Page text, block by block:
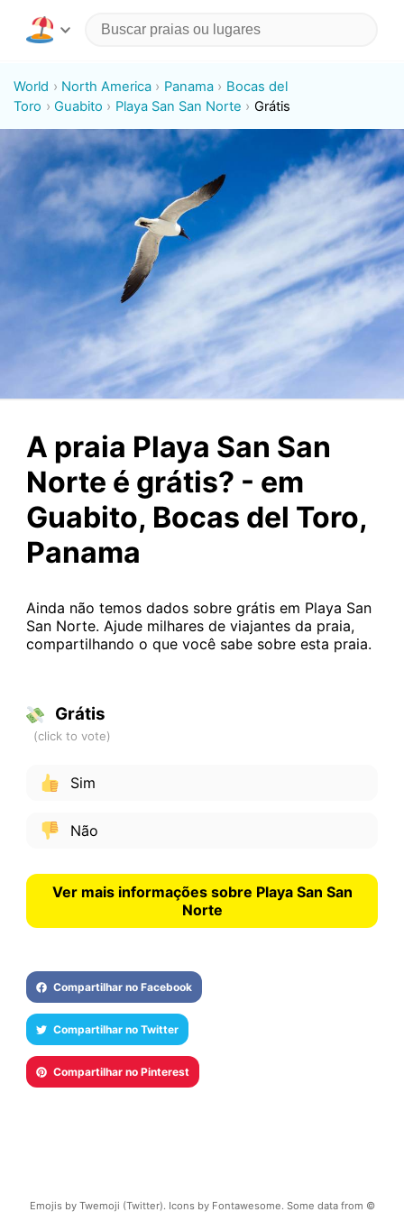
World North America Panama
Bocas del
Toro
Guabito Playa San San Norte Grátis
A praia Playa San San
Norte é grátis? - em
Guabito, Bocas del Toro,
Panama
Ainda não temos dados sobre grátis em Playa San
San Norte. Ajude milhares de viajantes da praia,
compartilhando o que você sabe sobre esta praia.
Grátis
Sim
Não
Ver mais informações sobre Playa San San
Norte
Compartilhar no Facebook
Compartilhar no Twitter
Compartilhar no Pinterest
Emojis by Twemoji (Twitter). Icons by Fontawesome. Some data from ©